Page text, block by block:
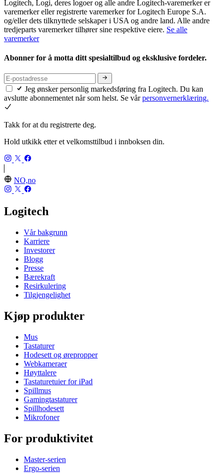
Logitech, Logi, deres logoer og alle andre Logitech-varemerker er
varemerker eller registrerte varemerker for Logitech Europe S.A.
og/eller dets tilknyttede selskaper i USA og andre land. Alle andre
tredjeparts varemerker tilhører sine respektive eiere. Se alle
varemerker
Abonner for å motta ditt spesialtilbud og eksklusive fordeler.
Jeg ønsker personlig markedsføring fra Logitech. Du kan
avslutte abonnementet når som helst. Se vårpersonvernerklæring.
Takk for at du registrerte deg.
Hold utkikk etter et velkomsttilbud i innboksen din.
NO,no
Logitech
Vår bakgrunn
Karriere
Investorer
Blogg
Presse
Bærekraft
Resirkulering
Tilgjengelighet
Kjøp produkter
Mus
Tastaturer
Hodesett og ørepropper
Webkameraer
Høyttalere
Tastaturetuier for iPad
Spillmus
Gamingtastaturer
Spillhodesett
Mikrofoner
For produktivitet
Master-serien
Ergo-serien